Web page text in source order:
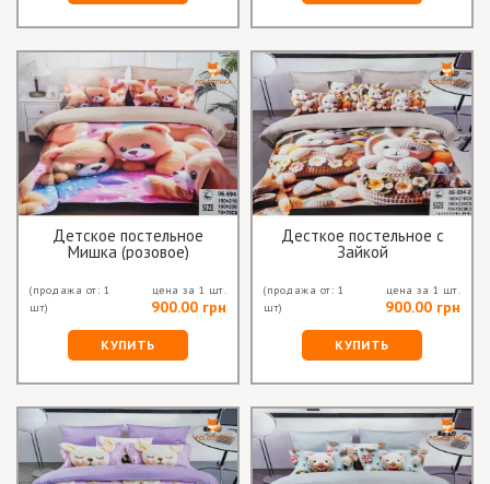
Детское постельное
Мишка (розовое)
(продажа от: 1
шт)
цена за 1 шт.
900.00 грн
КУПИТЬ
Десткое постельное с
Зайкой
(продажа от: 1
шт)
цена за 1 шт.
900.00 грн
КУПИТЬ